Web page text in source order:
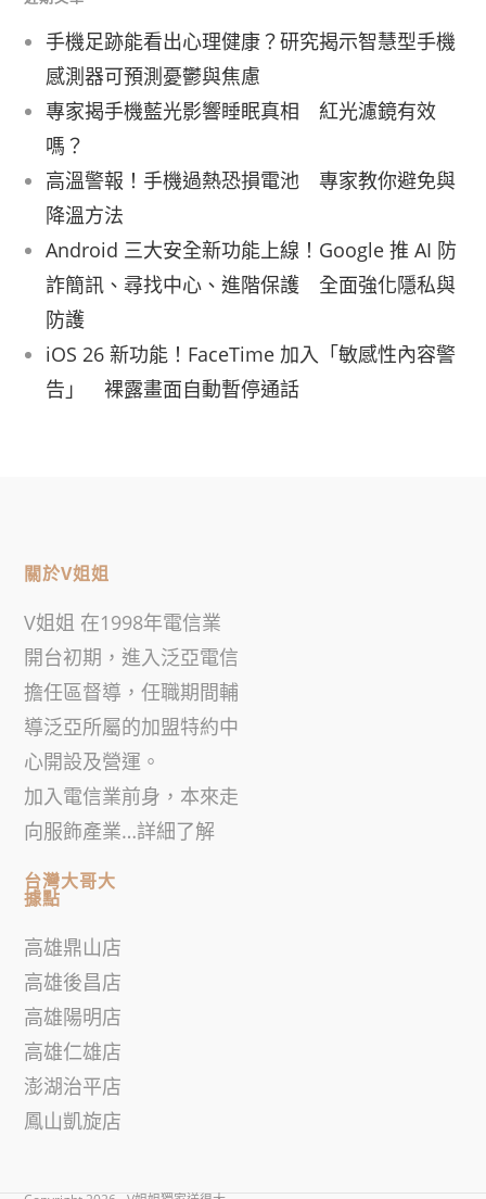
手機足跡能看出心理健康？研究揭示智慧型手機
感測器可預測憂鬱與焦慮
專家揭手機藍光影響睡眠真相 紅光濾鏡有效
嗎？
高溫警報！手機過熱恐損電池 專家教你避免與
降溫方法
Android 三大安全新功能上線！Google 推 AI 防
詐簡訊、尋找中心、進階保護 全面強化隱私與
防護
iOS 26 新功能！FaceTime 加入「敏感性內容警
告」 裸露畫面自動暫停通話
關於V姐姐
V姐姐 在1998年電信業
開台初期，進入泛亞電信
擔任區督導，任職期間輔
導泛亞所屬的加盟特約中
心開設及營運。
加入電信業前身，本來走
向服飾產業…詳細了解
台灣大哥大
據點
高雄鼎山店
高雄後昌店
高雄陽明店
高雄仁雄店
澎湖治平店
鳳山凱旋店